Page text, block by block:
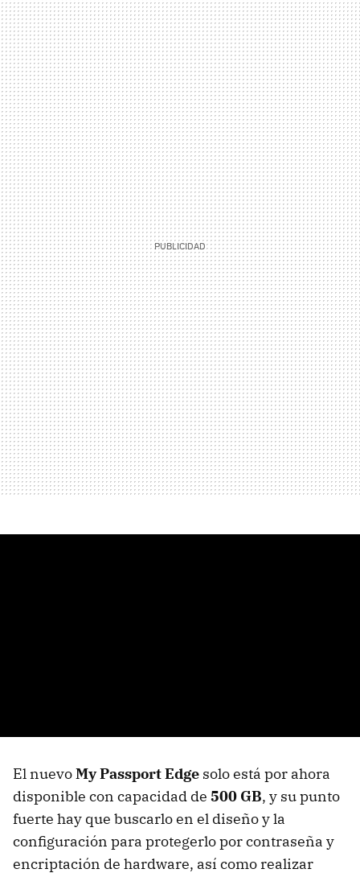
El nuevoMy Passport Edge solo está por ahora
disponible con capacidad de 500 GB, y su punto
fuerte hay que buscarlo en el diseño y la
configuración para protegerlo por contraseña y
encriptación de hardware, así como realizar